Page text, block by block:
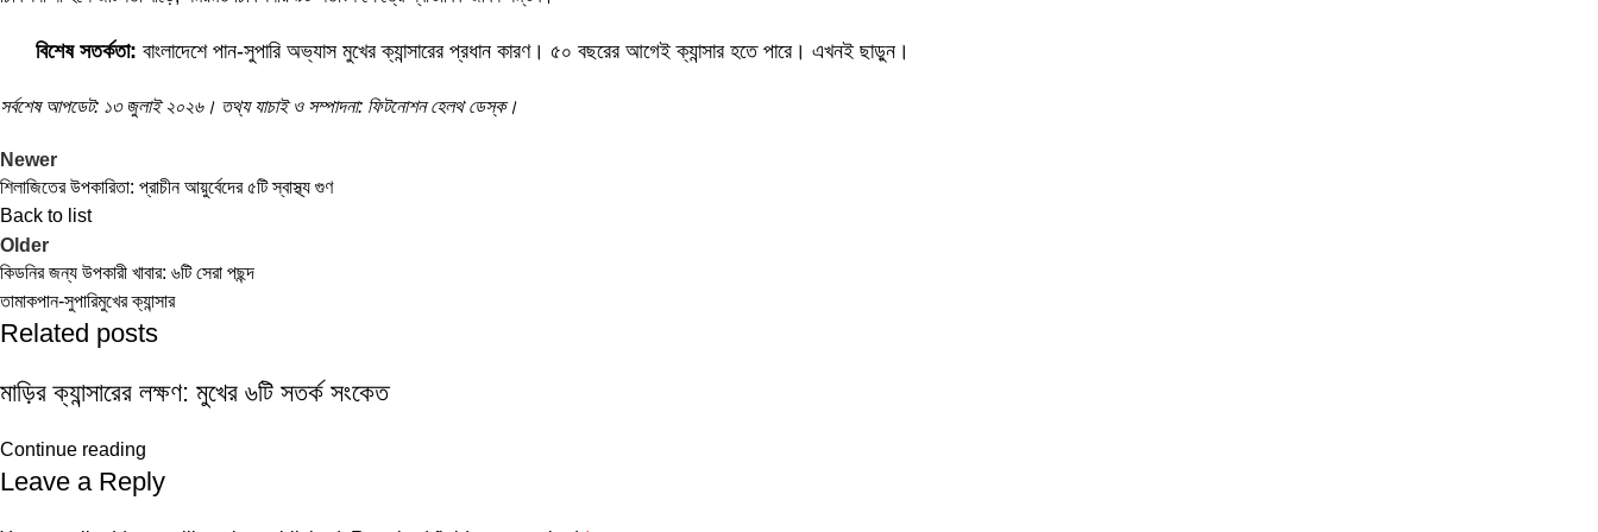
বিশেষ সতর্কতা: বাংলাদেশে পান-সুপারি অভ্যাস মুখের ক্যান্সারের প্রধান কারণ। ৫০ বছরের আগেই ক্যান্সার হতে পারে। এখনই ছাড়ুন।
সর্বশেষ আপডেট: ১৩ জুলাই ২০২৬। তথ্য যাচাই ও সম্পাদনা: ফিটনোশন হেলথ ডেস্ক।
Newer
শিলাজিতের উপকারিতা: প্রাচীন আয়ুর্বেদের ৫টি স্বাস্থ্য গুণ
Back to list
Older
কিডনির জন্য উপকারী খাবার: ৬টি সেরা পছন্দ
তামাকপান-সুপারিমুখের ক্যান্সার
Related posts
মাড়ির ক্যান্সারের লক্ষণ: মুখের ৬টি সতর্ক সংকেত
Continue reading
Leave a Reply